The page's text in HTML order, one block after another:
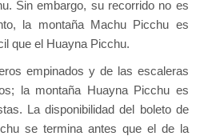
Sin embargo, su recorrido no es
la montaña Machu Picchu es
que el Huayna Picchu.
empinados y de las escaleras
la montaña Huayna Picchu es
La disponibilidad del boleto de
se termina antes que el de la